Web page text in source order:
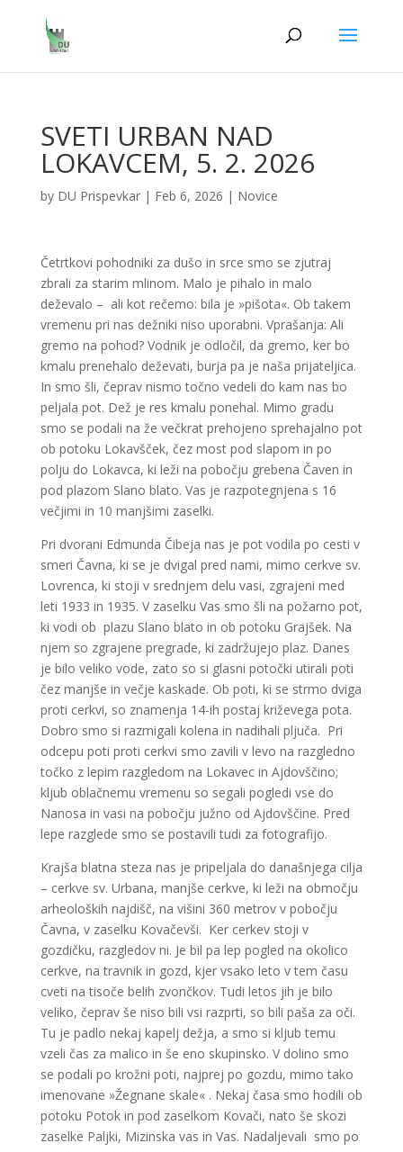
SVETI URBAN NAD
LOKAVCEM, 5. 2. 2026
by DU Prispevkar| Feb 6, 2026 | Novice
Četrtkovi pohodniki za dušo in srce smo se zjutraj
zbrali za starim mlinom. Malo je pihalo in malo
deževalo – ali kot rečemo: bila je »pišota«. Ob takem
vremenu pri nas dežniki niso uporabni. Vprašanja: Ali
gremo na pohod? Vodnik je odločil, da gremo, ker bo
kmalu prenehalo deževati, burja pa je naša prijateljica.
In smo šli, čeprav nismo točno vedeli do kam nas bo
peljala pot. Dež je res kmalu ponehal. Mimo gradu
smo se podali na že večkrat prehojeno sprehajalno pot
ob potoku Lokavšček, čez most pod slapom in po
polju do Lokavca, ki leži na pobočju grebena Čaven in
pod plazom Slano blato. Vas je razpotegnjena s 16
večjimi in 10 manjšimi zaselki.
Pri dvorani Edmunda Čibeja nas je pot vodila po cesti v
smeri Čavna, ki se je dvigal pred nami, mimo cerkve sv.
Lovrenca, ki stoji v srednjem delu vasi, zgrajeni med
leti 1933 in 1935. V zaselku Vas smo šli na požarno pot,
ki vodi ob plazu Slano blato in ob potoku Grajšek. Na
njem so zgrajene pregrade, ki zadržujejo plaz. Danes
je bilo veliko vode, zato so si glasni potočki utirali poti
čez manjše in večje kaskade. Ob poti, ki se strmo dviga
proti cerkvi, so znamenja 14-ih postaj križevega pota.
Dobro smo si razmigali kolena in nadihali pljuča. Pri
odcepu poti proti cerkvi smo zavili v levo na razgledno
točko z lepim razgledom na Lokavec in Ajdovščino;
kljub oblačnemu vremenu so segali pogledi vse do
Nanosa in vasi na pobočju južno od Ajdovščine. Pred
lepe razglede smo se postavili tudi za fotografijo.
Krajša blatna steza nas je pripeljala do današnjega cilja
– cerkve sv. Urbana, manjše cerkve, ki leži na območju
arheoloških najdišč, na višini 360 metrov v pobočju
Čavna, v zaselku Kovačevši. Ker cerkev stoji v
gozdičku, razgledov ni. Je bil pa lep pogled na okolico
cerkve, na travnik in gozd, kjer vsako leto v tem času
cveti na tisoče belih zvončkov. Tudi letos jih je bilo
veliko, čeprav še niso bili vsi razprti, so bili paša za oči.
Tu je padlo nekaj kapelj dežja, a smo si kljub temu
vzeli čas za malico in še eno skupinsko. V dolino smo
se podali po krožni poti, najprej po gozdu, mimo tako
imenovane »Žegnane skale« . Nekaj časa smo hodili ob
potoku Potok in pod zaselkom Kovači, nato še skozi
zaselke Paljki, Mizinska vas in Vas. Nadaljevali smo po